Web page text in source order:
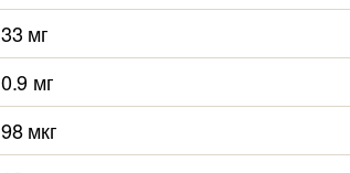
33 мг
0.9 мг
98 мкг